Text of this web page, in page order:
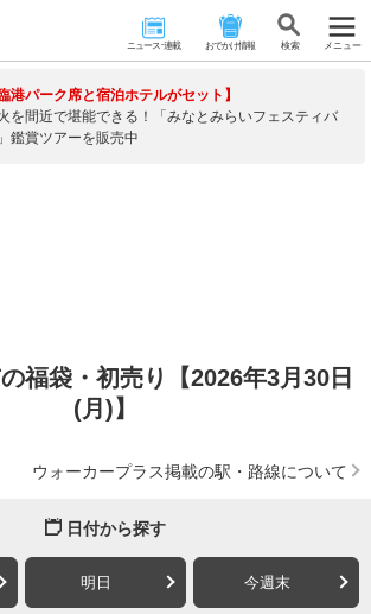
ニュース･連載 おでかけ情報 検 索 メニュー
臨港パーク席と宿泊ホテルがセット】
を間近で堪能できる！「みなとみらいフェスティバ
鑑賞ツアーを販売中
福袋・初売り【2026年3月30日
(月)】
ウォーカープラス掲載の駅・路線について
日付から探す
明日 今週末